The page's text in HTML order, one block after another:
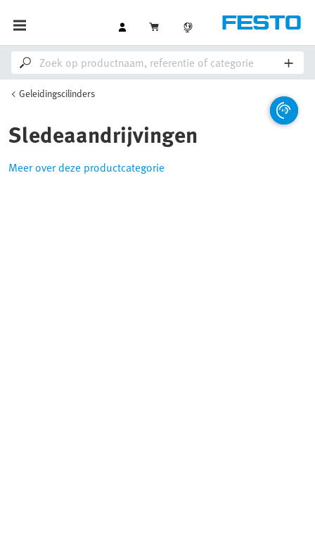
Geleidingscilinders
Sledeaandrijvingen
Meer over deze productcategorie